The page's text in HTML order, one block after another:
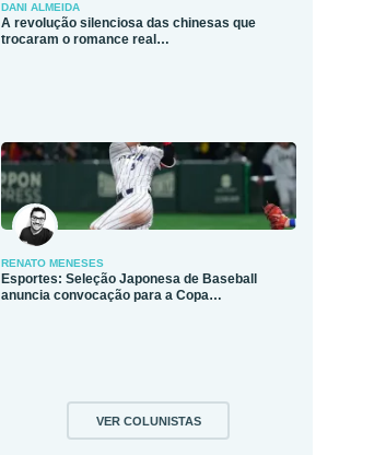
DANI ALMEIDA
A revolução silenciosa das chinesas que
trocaram o romance real…
RENATO MENESES
Esportes: Seleção Japonesa de Baseball
anuncia convocação para a Copa…
VER COLUNISTAS